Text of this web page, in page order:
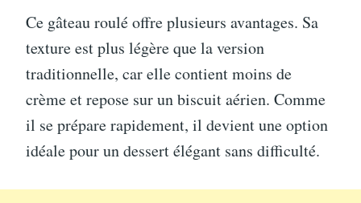
Ce gâteau roulé offre plusieurs avantages. Sa
texture est plus légère que la version
traditionnelle, car elle contient moins de
crème et repose sur un biscuit aérien. Comme
il se prépare rapidement, il devient une option
idéale pour un dessert élégant sans difficulté.